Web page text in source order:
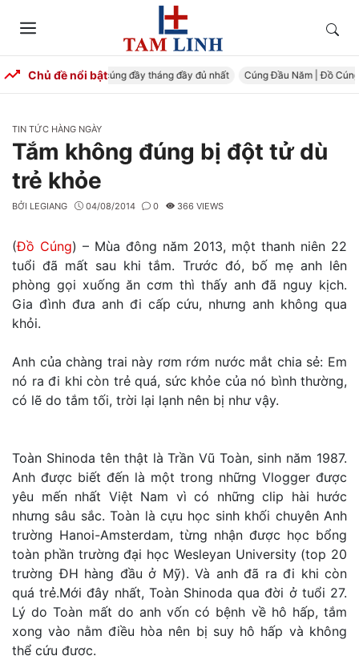
Menu
Tìm
Chủ đề nổi bật
Đầy Tháng – Mâm cúng đầy tháng đầy đủ nhất Cúng Đầu Năm | Đồ Cúng
CATEGORIES
TIN TỨC HÀNG NGÀY
Tắm không đúng bị đột tử dù
trẻ khỏe
BỞI LEGIANG 04/08/2014 0 366 VIEWS
(Đồ Cúng) – Mùa đông năm 2013, một thanh niên 22
tuổi đã mất sau khi tắm. Trước đó, bố mẹ anh lên
phòng gọi xuống ăn cơm thì thấy anh đã nguy kịch.
Gia đình đưa anh đi cấp cứu, nhưng anh không qua
khỏi.
Anh của chàng trai này rơm rớm nước mắt chia sẻ: Em
nó ra đi khi còn trẻ quá, sức khỏe của nó bình thường,
có lẽ do tắm tối, trời lại lạnh nên bị như vậy.
Toàn Shinoda tên thật là Trần Vũ Toàn, sinh năm 1987.
Anh được biết đến là một trong những Vlogger được
yêu mến nhất Việt Nam vì có những clip hài hước
nhưng sâu sắc. Toàn là cựu học sinh khối chuyên Anh
trường Hanoi-Amsterdam, từng nhận được học bổng
toàn phần trường đại học Wesleyan University (top 20
trường ĐH hàng đầu ở Mỹ). Và anh đã ra đi khi còn
quá trẻ.Mới đây nhất, Toàn Shinoda qua đời ở tuổi 27.
Lý do Toàn mất do anh vốn có bệnh về hô hấp, tắm
xong vào nằm điều hòa nên bị suy hô hấp và không
thể cứu được.